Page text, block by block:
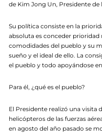
de Kim Jong Un, Presidente de
Su política consiste en la
absoluta es conceder prioridad
comodidades del pueblo y su
sueño y el ideal de ello. La
el pueblo y todo apoyándose
Para él, ¿qué es el pueblo?
El Presidente realizó una visita
helicópteros de las fuerzas
en agosto del año pasado se